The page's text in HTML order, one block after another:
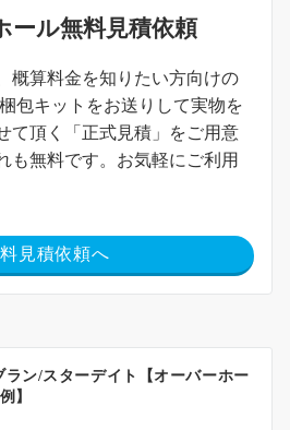
ール無料見積依頼
概算料金を知りたい方向けの
包キットをお送りして実物を
て頂く「正式見積」をご用意
も無料です。お気軽にご利用
見積依頼へ
ラン/スターデイト【オーバーホー
】